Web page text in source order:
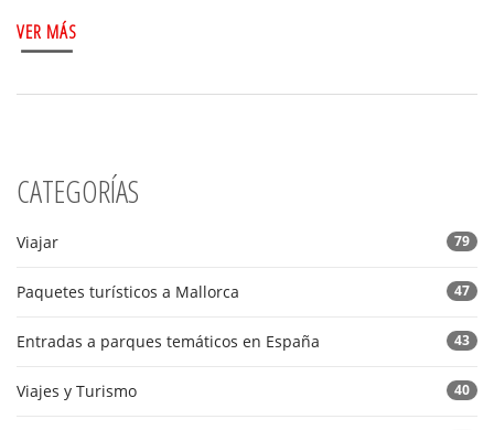
VER MÁS
CATEGORÍAS
Viajar 79
Paquetes turísticos a Mallorca 47
Entradas a parques temáticos en España 43
Viajes y Turismo 40